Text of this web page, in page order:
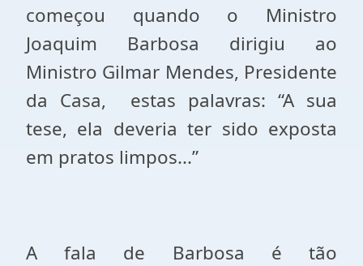
começou quando o Ministro
Joaquim Barbosa dirigiu ao
Ministro Gilmar Mendes, Presidente
da Casa,
estas palavras: “A sua
tese, ela deveria ter sido exposta
em pratos limpos...”
A fala de Barbosa é tão